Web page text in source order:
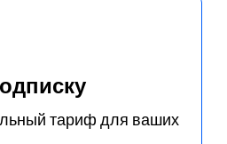
тариф для ваших